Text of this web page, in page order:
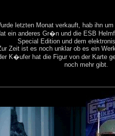
letzten Monat verkauft, hab ihn
ein anderes Gr�n und die ESB
Special Edition und dem
Zeit ist es noch unklar ob es ein
K�ufer hat die Figur von der Karte
noch mehr gibt.